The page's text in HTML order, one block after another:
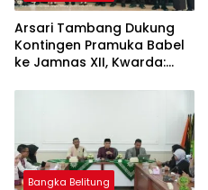
Arsari Tambang Dukung
Kontingen Pramuka Babel
ke Jamnas XII, Kwarda:
Berkarakter
Bangka Belitung